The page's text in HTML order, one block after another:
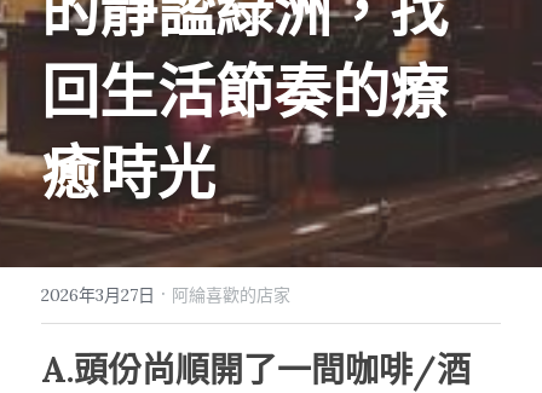
🏕️好人卡店家
😄親密連結
😡衝突解決
☺️成熟自我
😘恆溫日常
💖讓操控失效【專欄】
🥹戀愛裡的眼淚【專欄】
🎴戀愛邀請卡【Let Love In】
📑Love Notes
🖥️7天網站架設
📝SEO文章服務
🗒️系列文標題生成術
📊作品集
😱我是阿綸
📚阿綸的書單
🎫阿綸喜歡的店家
📝所有文章
💸Portaly分站
🎁就愛免費
的靜謐綠洲，找
回生活節奏的療
癒時光
2026年3月27日 · 阿綸喜歡的店家
A.頭份尚順開了一間咖啡/酒